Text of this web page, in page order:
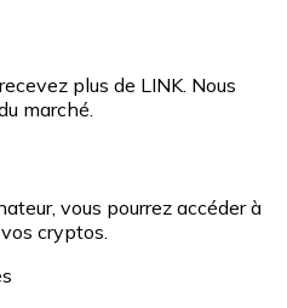
plus de LINK. Nous
marché.
vous pourrez accéder à
cryptos.